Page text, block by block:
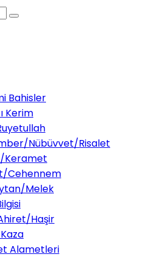
Bahisler
Kerim
Nübüvvet/Risalet
Keramet
Cehennem
Melek
Haşir
Alametleri